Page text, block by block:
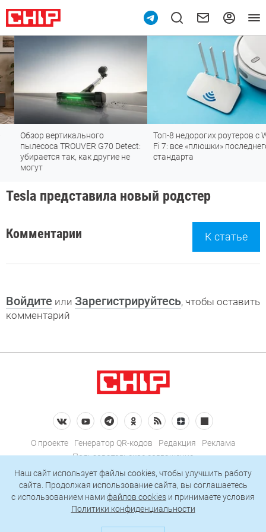
Обзор вертикального
пылесоса TROUVER G70 Detect:
убирается так, как другие не
могут
Топ-8 недорогих роутеров с Wi-
Fi 7: все «плюшки» последнего
стандарта
Tesla представила новый родстер
Комментарии К статье
Войдите или Зарегистрируйтесь, чтобы оставить
комментарий
О проекте Генератор QR-кодов Редакция
Реклама
Пользовательское соглашение
Политика конфиденциальности
Подписаться на рассылку
Наш сайт использует файлы cookies, чтобы улучшить работу
сайта. Продолжая использование сайта, вы соглашаетесь
c использованием нами файлов cookies и принимаете условия
Политики конфиденциальности